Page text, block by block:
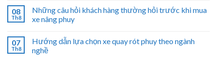
08
Th8
Những câu hỏi khách hàng thường hỏi trước khi mua
xe nâng phuy
07
Th8
Hướng dẫn lựa chọn xe quay rót phuy theo ngành
nghề